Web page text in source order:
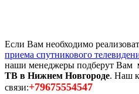
Если Вам необходимо
приема спутникового
наши менеджеры подберут Вам
ТВ в Нижнем Новгороде. Наш
связи:+79675554547